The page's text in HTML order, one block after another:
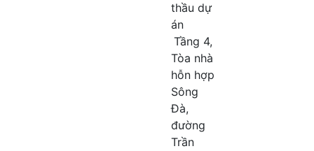
thầu dự
án
Tầng 4,
Tòa nhà
hỗn hợp
Sông
Đà,
đường
Trần